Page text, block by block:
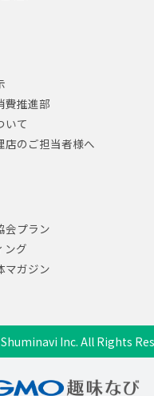
費推進部
いて
店のご担当者様へ
会プラン
ング
マガジン
Inc. All Rights